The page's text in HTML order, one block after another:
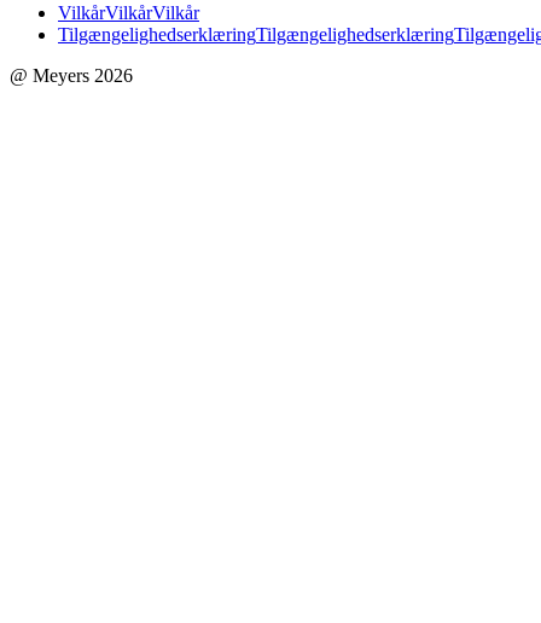
VilkårVilkårVilkår
TilgængelighedserklæringTilgængelighedserklæring
@ Meyers 2026